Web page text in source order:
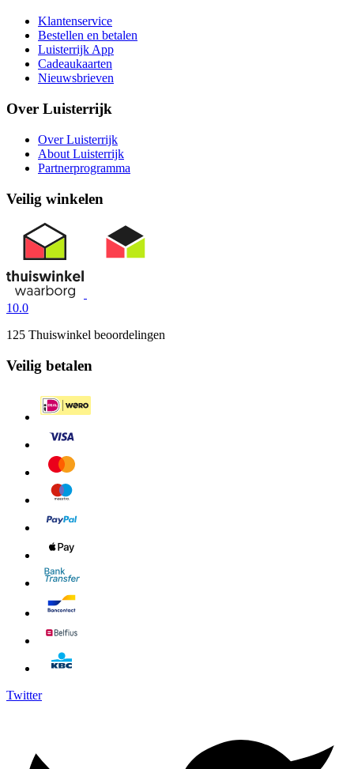
Klantenservice
Bestellen en betalen
Luisterrijk App
Cadeaukaarten
Nieuwsbrieven
Over Luisterrijk
Over Luisterrijk
About Luisterrijk
Partnerprogramma
Veilig winkelen
10.0
125 Thuiswinkel beoordelingen
Veilig betalen
Twitter